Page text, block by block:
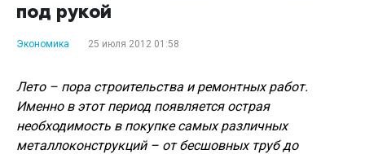
под рукой
Экономика 25 июля 2012 01:58
Лето – пора строительства и ремонтных работ.
Именно в этот период появляется острая
необходимость в покупке самых различных
металлоконструкций – от бесшовных труб до